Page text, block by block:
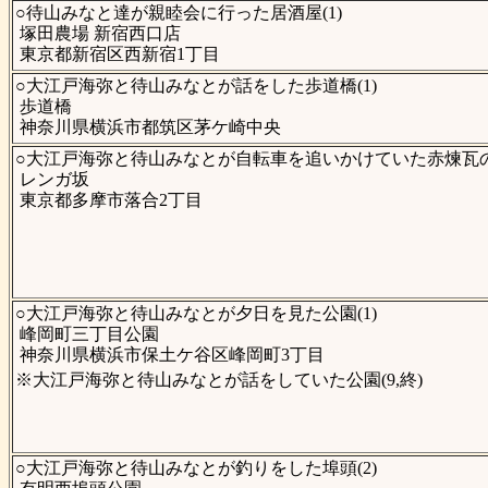
○待山みなと達が親睦会に行った居酒屋(1)
塚田農場 新宿西口店
東京都新宿区西新宿1丁目
○大江戸海弥と待山みなとが話をした歩道橋(1)
歩道橋
神奈川県横浜市都筑区茅ケ崎中央
○大江戸海弥と待山みなとが自転車を追いかけていた赤煉瓦
レンガ坂
東京都多摩市落合2丁目
○大江戸海弥と待山みなとが夕日を見た公園(1)
峰岡町三丁目公園
神奈川県横浜市保土ケ谷区峰岡町3丁目
※大江戸海弥と待山みなとが話をしていた公園(9,終)
○大江戸海弥と待山みなとが釣りをした埠頭(2)